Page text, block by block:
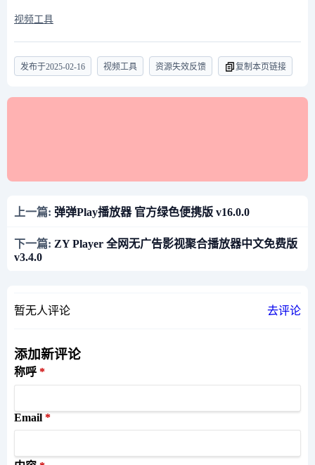
视频工具
发布于2025-02-16 视频工具 资源失效反馈 复制本页链接
上一篇: 弹弹Play播放器 官方绿色便携版 v16.0.0
下一篇: ZY Player 全网无广告影视聚合播放器中文免费版
v3.4.0
暂无人评论 去评论
添加新评论
称呼
Email